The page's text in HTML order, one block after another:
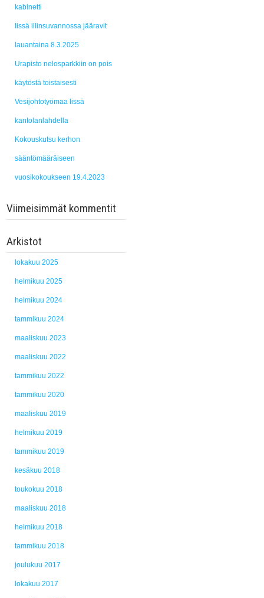
kabinetti
Iissä illinsuvannossa jääravit
lauantaina 8.3.2025
Urapisto nelosparkkiin on pois
käytöstä toistaisesti
Vesijohtotyömaa Iissä
kantolanlahdella
Kokouskutsu kerhon
sääntömääräiseen
vuosikokoukseen 19.4.2023
Viimeisimmät kommentit
Arkistot
lokakuu 2025
helmikuu 2025
helmikuu 2024
tammikuu 2024
maaliskuu 2023
maaliskuu 2022
tammikuu 2022
tammikuu 2020
maaliskuu 2019
helmikuu 2019
tammikuu 2019
kesäkuu 2018
toukokuu 2018
maaliskuu 2018
helmikuu 2018
tammikuu 2018
joulukuu 2017
lokakuu 2017